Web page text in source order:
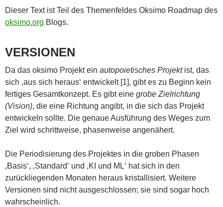
Dieser Text ist Teil des Themenfeldes Oksimo Roadmap des
oksimo.org Blogs.
VERSIONEN
Da das oksimo Projekt ein autopoietisches Projektist, das
sich ‚aus sich heraus‘ entwickelt [1], gibt es zu Beginn kein
fertiges Gesamtkonzept. Es gibt eine grobe Zielrichtung
(Vision), die eine Richtung angibt, in die sich das Projekt
entwickeln sollte. Die genaue Ausführung des Weges zum
Ziel wird schrittweise, phasenweise angenähert.
Die Periodisierung des Projektes in die groben Phasen
‚Basis‘, ‚Standard‘ und ‚KI und ML‘ hat sich in den
zurückliegenden Monaten heraus kristallisiert. Weitere
Versionen sind nicht ausgeschlossen; sie sind sogar hoch
wahrscheinlich.